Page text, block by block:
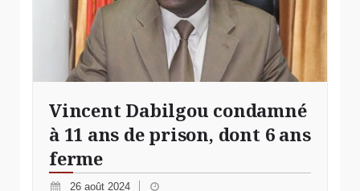
Vincent Dabilgou condamné
à 11 ans de prison, dont 6 ans
ferme
26 août 2024